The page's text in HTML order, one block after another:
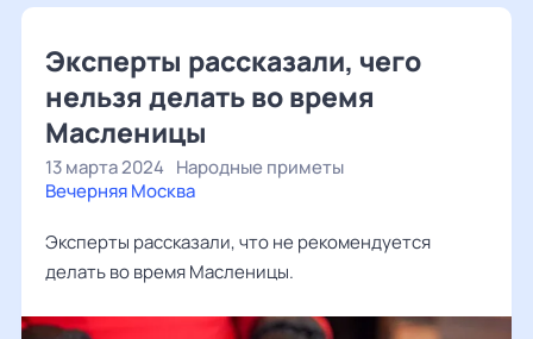
Эксперты рассказали, чего
нельзя делать во время
Масленицы
13 марта 2024 Народные приметы
Вечерняя Москва
Эксперты рассказали, что не рекомендуется
делать во время Масленицы.